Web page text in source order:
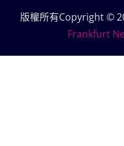
版權所有Copyright ©
Frankfurt